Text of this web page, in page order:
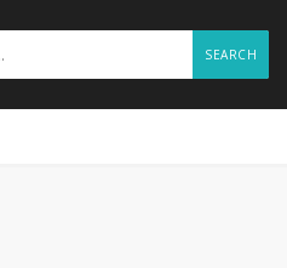
SEARCH